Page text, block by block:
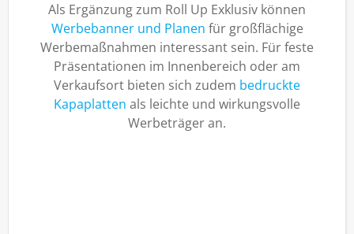
Als Ergänzung zum Roll Up Exklusiv können
Werbebanner und Planen für großflächige
Werbemaßnahmen interessant sein. Für feste
Präsentationen im Innenbereich oder am
Verkaufsort bieten sich zudem bedruckte
Kapaplatten als leichte und wirkungsvolle
Werbeträger an.